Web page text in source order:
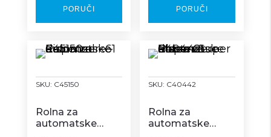
PORUČI PORUČI
SKU: C45150
Rolna za
automatske
SKU: C40442
Rolna za
automatske